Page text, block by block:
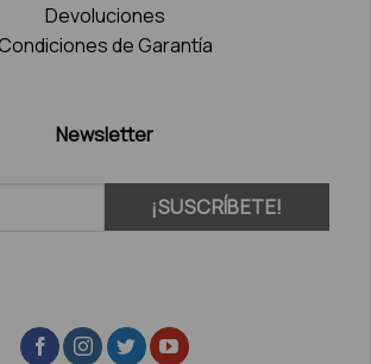
Devoluciones
de Garantía
Newsletter